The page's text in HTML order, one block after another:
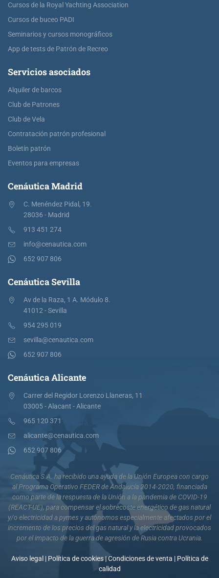
Cursos de la Royal Yachting Association
Cursos de buceo PADI
Seminarios y cursos monográficos
App de tests de Patrón de Recreo
Servicios asociados
Alquiler de barcos
Club de Patrones
Club de Vela
Contratación patrón profesional
Boletín patrón
Eventos para empresas
Cenáutica Madrid
C. Menéndez Pidal, 19.
28036 - Madrid
913 451 274
info@cenautica.com
652 907 806
Cenáutica Sevilla
Av de la Raza, 1 A. Módulo 8.
41012 - Sevilla
954 295 019
sevilla@cenautica.com
652 907 806
Cenáutica Alicante
Carrer del Regidor Lorenzo Llaneras, 11
03005 - Alacant - Alicante
965 120 371
alicante@cenautica.com
652 907 806
Cenáutica S.A. ha recibido una ayuda de la Unión Europea con cargo
al Programa Operativo FEDER de Andalucía 2014-2020, financiada
como parte de la respuesta de la Unión a la pandemia de COVID-19
(REACT-UE), para compensar el sobrecoste energético de gas natural
y/o electricidad a pymes y autónomos especialmente afectados por el
incremento de los precios del gas natural y la electricidad provocados
por el impacto de la guerra de agresión de Rusia contra Ucrania.
Aviso legal| Política de cookies|Condiciones de venta | Política de
calidad